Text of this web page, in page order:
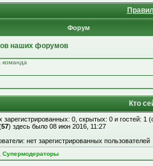
Форум
наших форумов
Кто
зарегистрированных: 0, скрытых: 0 и гостей:
57) здесь было 08 июн 2016, 11:27
нет зарегистрированных пользователей
Супермодераторы